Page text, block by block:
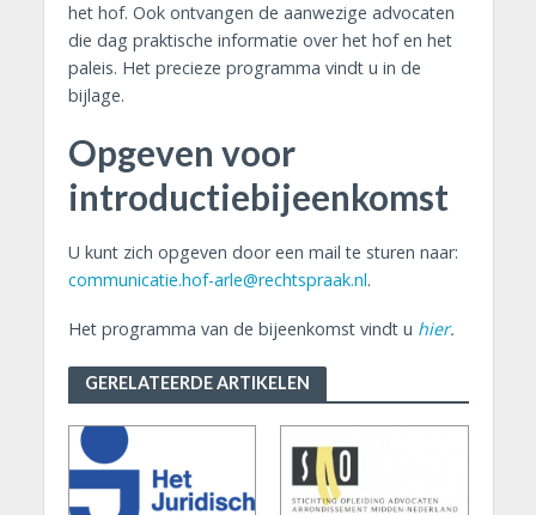
het hof. Ook ontvangen de aanwezige advocaten
die dag praktische informatie over het hof en het
paleis. Het precieze programma vindt u in de
bijlage.
Opgeven voor
introductiebijeenkomst
U kunt zich opgeven door een mail te sturen naar:
communicatie.hof-arle@rechtspraak.nl.
Het programma van de bijeenkomst vindt u hier.
GERELATEERDE ARTIKELEN